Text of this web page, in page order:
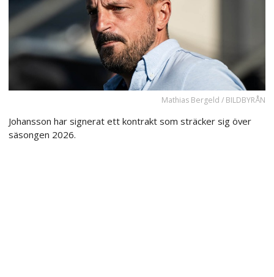
Mathias Bergeld / BILDBYRÅN
Johansson har signerat ett kontrakt som sträcker sig över
säsongen 2026.